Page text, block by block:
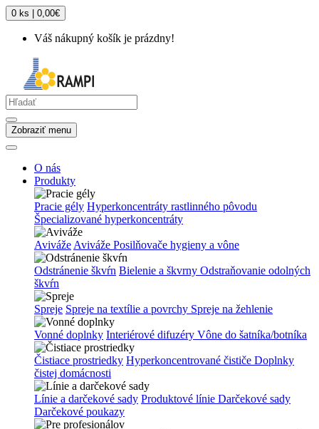
0 ks | 0,00€
Váš nákupný košík je prázdny!
Zobraziť menu
O nás
Produkty
Pracie gély Hyperkoncentráty rastlinného pôvodu
Špecializované hyperkoncentráty
Aviváže Aviváže Posilňovače hygieny a vône
Odstránenie škvŕn Bielenie a škvrny Odstraňovanie odolných
škvŕn
Spreje Spreje na textílie a povrchy Spreje na žehlenie
Vonné doplnky Interiérové difuzéry Vône do šatníka/botníka
Čistiace prostriedky Hyperkoncentrované čističe Doplnky
čistej domácnosti
Línie a darčekové sady Produktové línie Darčekové sady
Darčekové poukazy